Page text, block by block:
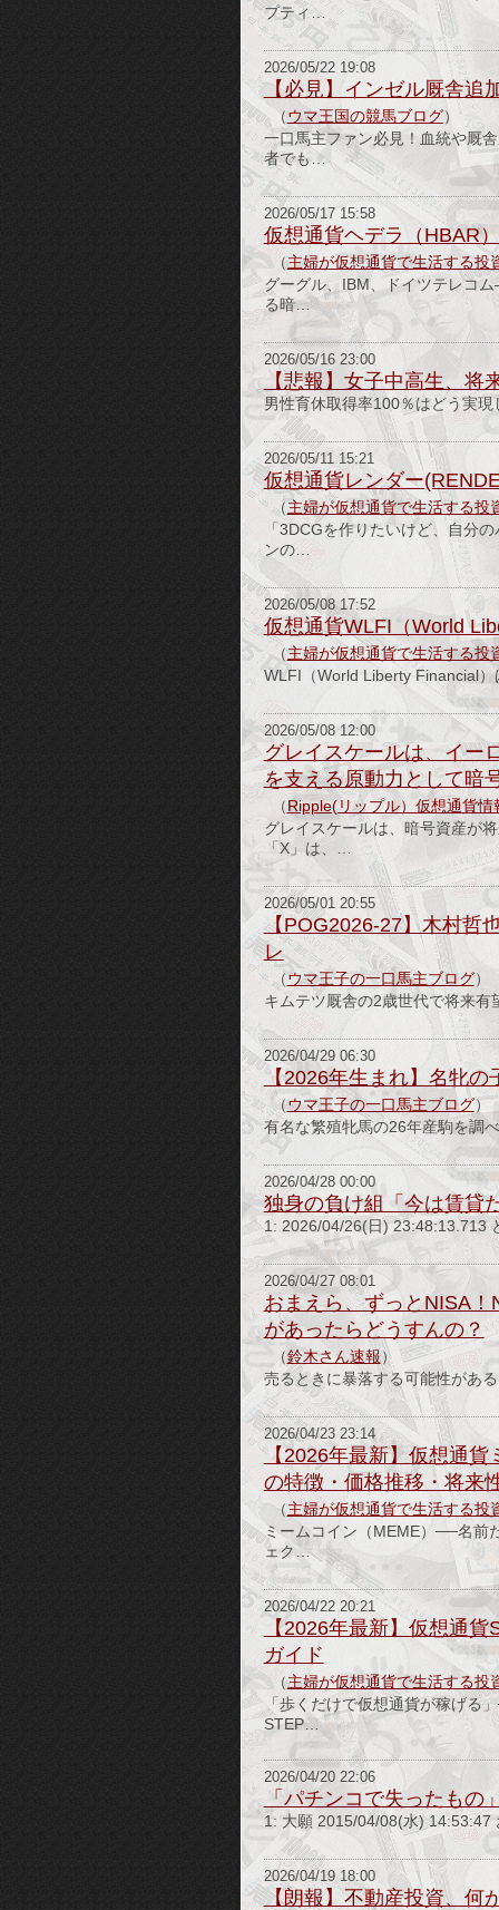
プティ…
2026/05/22 19:08
【必見】インゼル厩舎
（ウマ王国の競馬ブログ）
一口馬主ファン必見！血統や厩
者でも…
2026/05/17 15:58
仮想通貨ヘデラ（HBAR
（主婦が仮想通貨で生活する投
グーグル、IBM、ドイツテレコ
る暗…
2026/05/16 23:00
【悲報】女子中高生、将
男性育休取得率100％はどう実
2026/05/11 15:21
仮想通貨レンダー
（主婦が仮想通貨で生活する投
「3DCGを作りたいけど、自分
ンの…
2026/05/08 17:52
仮想通貨WLFI（World
（主婦が仮想通貨で生活する投
WLFI（World Liberty Financial
2026/05/08 12:00
グレイスケールは、イー
を支える原動力として暗
（Ripple(リップル）仮想通貨情
グレイスケールは、暗号資産が
「X」は、…
2026/05/01 20:55
【POG2026-27】木村哲
レ
（ウマ王子の一口馬主ブログ）
キムテツ厩舎の2歳世代で将来
2026/04/29 06:30
【2026年生まれ】名牝
（ウマ王子の一口馬主ブログ）
有名な繁殖牝馬の26年産駒を調
2026/04/28 00:00
独身の負け組「今は賃貸
1: 2026/04/26(日) 23:48:13.713
2026/04/27 08:01
おまえら、ずっとNISA
があったらどうすんの？
（鈴木さん速報）
売るときに暴落する可能性があ
2026/04/23 23:14
【2026年最新】仮想通貨
の特徴・価格推移・将来
（主婦が仮想通貨で生活する投
ミームコイン（MEME）──名前
ェク…
2026/04/22 20:21
【2026年最新】仮想通
ガイド
（主婦が仮想通貨で生活する投
「歩くだけで仮想通貨が稼げる
STEP…
2026/04/20 22:06
「パチンコで失ったもの
1: 大願 2015/04/08(水)
2026/04/19 18:00
【朗報】不動産投資、何